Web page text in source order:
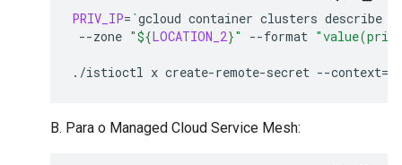
PRIV_IP= `gcloud container clusters describe
--zone "${LOCATION_2}" --format
./istioctl x create-remote-secret --context=
B. Para o Managed Cloud Service Mesh: